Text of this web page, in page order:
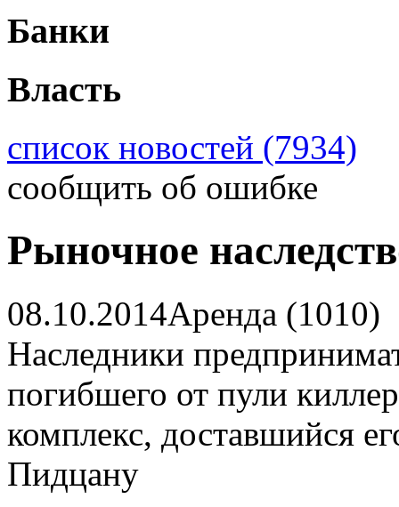
Банки
Власть
список новостей (7934)
сообщить об ошибке
Рыночное
08.10.2014Аренда (1010)
Наследники
погибшего от пули
комплекс, доставшийся
Пидцану